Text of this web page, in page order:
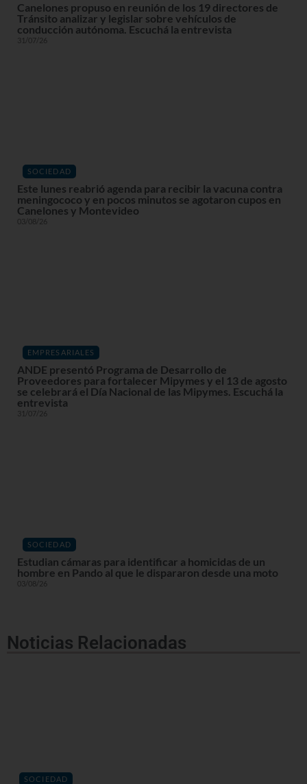
Canelones propuso en reunión de los 19 directores de
Tránsito analizar y legislar sobre vehículos de
conducción autónoma. Escuchá la entrevista
31/07/26
SOCIEDAD
Este lunes reabrió agenda para recibir la vacuna contra
meningococo y en pocos minutos se agotaron cupos en
Canelones y Montevideo
03/08/26
EMPRESARIALES
ANDE presentó Programa de Desarrollo de
Proveedores para fortalecer Mipymes y el 13 de agosto
se celebrará el Día Nacional de las Mipymes. Escuchá la
entrevista
31/07/26
SOCIEDAD
Estudian cámaras para identificar a homicidas de un
hombre en Pando al que le dispararon desde una moto
03/08/26
Noticias Relacionadas
SOCIEDAD